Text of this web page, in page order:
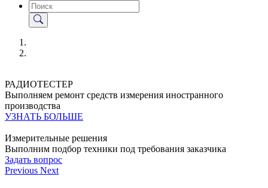
РАДИОТЕСТЕР
Выполняем ремонт средств измерения иностранного
производства
УЗНАТЬ БОЛЬШЕ
Измерительные решения
Выполним подбор техники под требования заказчика
Задать вопрос
Previous Next